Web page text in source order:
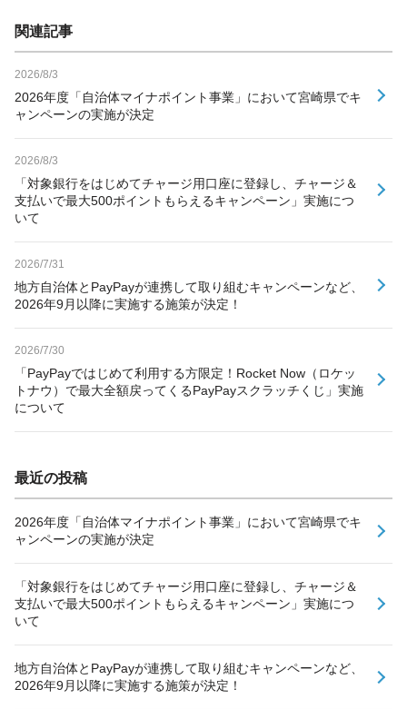
関連記事
2026/8/3
2026年度「自治体マイナポイント事業」において宮崎県でキ
ャンペーンの実施が決定
2026/8/3
「対象銀行をはじめてチャージ用口座に登録し、チャージ＆
支払いで最大500ポイントもらえるキャンペーン」実施につ
いて
2026/7/31
地方自治体とPayPayが連携して取り組むキャンペーンなど、
2026年9月以降に実施する施策が決定！
2026/7/30
「PayPayではじめて利用する方限定！Rocket Now（ロケッ
トナウ）で最大全額戻ってくるPayPayスクラッチくじ」実施
について
最近の投稿
2026年度「自治体マイナポイント事業」において宮崎県でキ
ャンペーンの実施が決定
「対象銀行をはじめてチャージ用口座に登録し、チャージ＆
支払いで最大500ポイントもらえるキャンペーン」実施につ
いて
地方自治体とPayPayが連携して取り組むキャンペーンなど、
2026年9月以降に実施する施策が決定！